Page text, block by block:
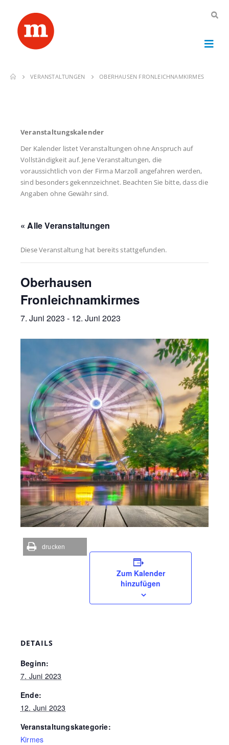
VERANSTALTUNGEN OBERHAUSEN FRONLEICHNAMKIRMES
Veranstaltungskalender
Der Kalender listet Veranstaltungen ohne Anspruch auf
Vollständigkeit auf. Jene Veranstaltungen, die
voraussichtlich von der Firma Marzoll angefahren werden,
sind besonders gekennzeichnet. Beachten Sie bitte, dass die
Angaben ohne Gewähr sind.
« Alle Veranstaltungen
Diese Veranstaltung hat bereits stattgefunden.
Oberhausen
Fronleichnamkirmes
7. Juni 2023 - 12. Juni 2023
drucken
Zum Kalender
hinzufügen
DETAILS
Beginn:
7. Juni 2023
Ende:
12. Juni 2023
Veranstaltungskategorie:
Kirmes